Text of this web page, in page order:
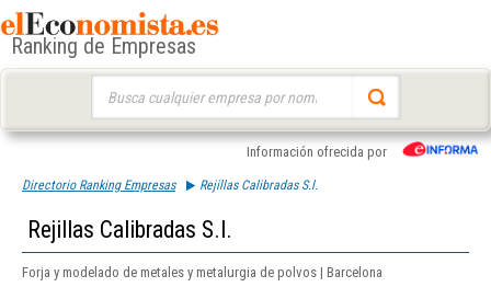
Ranking de Empresas
Información ofrecida por
Directorio Ranking Empresas Rejillas Calibradas S.l.
Rejillas Calibradas S.l.
Forja y modelado de metales y metalurgia de polvos | Barcelona